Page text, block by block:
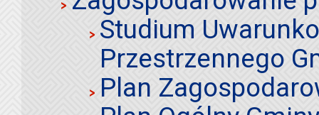
Studium
Przestrzennego
Plan